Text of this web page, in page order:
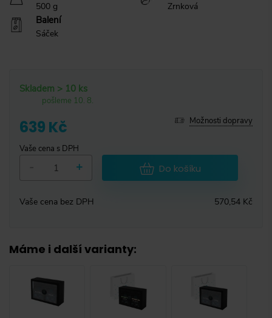
500 g Zrnková
Balení
Sáček
Skladem > 10 ks
pošleme 10. 8.
639 Kč
Vaše cena s DPH
Možnosti dopravy
+ Do košíku
Vaše cena bez DPH 570,54 Kč
Máme i další varianty: